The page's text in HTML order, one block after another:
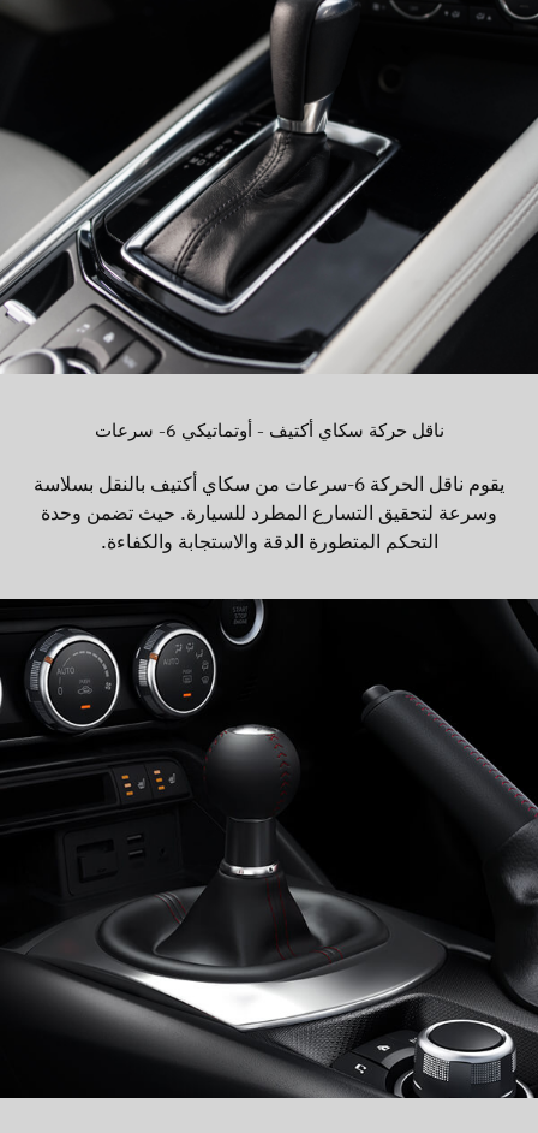
ناقل حركة سكاي أكتيف - أوتماتيكي 6- سرعات
يقوم ناقل الحركة 6-سرعات من سكاي أكتيف بالنقل بسلاسة
وسرعة لتحقيق التسارع المطرد للسيارة. حيث تضمن وحدة
التحكم المتطورة الدقة والاستجابة والكفاءة.